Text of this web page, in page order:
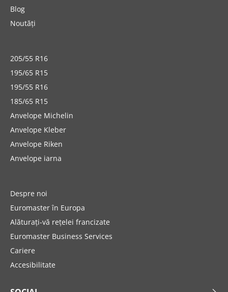
Blog
Noutăți
205/55 R16
195/65 R15
195/55 R16
185/65 R15
Anvelope Michelin
Anvelope Kleber
Anvelope Riken
Anvelope iarna
Despre noi
Euromaster în Europa
Alăturați-vă rețelei francizate
Euromaster Business Services
Cariere
Accesibilitate